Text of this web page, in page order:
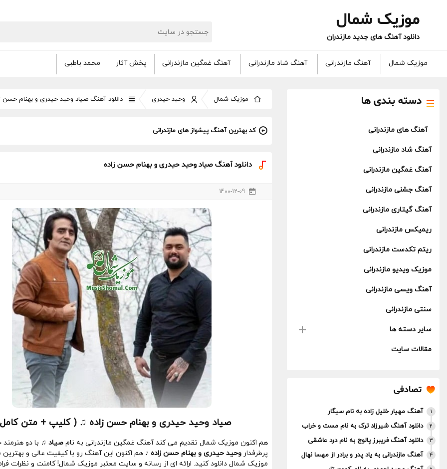
موزیک شمال
دانلود آهنگ های جدید مازندران
موزیک شمال آهنگ مازندرانی آهنگ شاد مازندرانی آهنگ غمگین مازندرانی پخش آثار محمد باطبی
دسته بندی ها
آهنگ های مازندرانی
آهنگ شاد مازندرانی
آهنگ غمگین مازندرانی
آهنگ جشنی مازندرانی
آهنگ گیتاری مازندرانی
ریمیکس مازندرانی
ریتم تکدست مازندرانی
موزیک ویدیو مازندرانی
آهنگ ویسی مازندرانی
سنتی مازندرانی
سایر دسته ها
مقالات سایت
تصادفی
1 آهنگ مهیار خلیل زاده به نام سیگار
2 دانلود آهنگ شیرزاد ترک به نام مست و خراب
3 دانلود آهنگ فریبرز پالوج به نام درد عاشقی
4 آهنگ مازندرانی به یاد پدر و برادر از مهسا نهال
موزیک شمال وحید حیدری دانلود آهنگ صیاد وحید حیدری و بهنام حسن
کد بهترین آهنگ پیشواز های مازندرانی
دانلود آهنگ صیاد وحید حیدری و بهنام حسن زاده
1400-12-09
صیاد وحید حیدری و بهنام حسن زاده ♫ ( کلیپ + متن
هم اکنون موزیک شمال تقدیم می کند آهنگ غمگین مازندرانی به نام صیاد ♫ با دو
پرطرفدار وحید حیدری و بهنام حسن زاده ♪ هم اکنون این آهنگ رو با کیفیت عالی و
موزیک شمال دانلود کنید. ارائه ای از رسانه و سایت معتبر موزیک شمال! کامنت و نظرات